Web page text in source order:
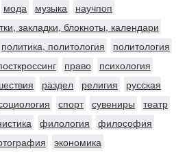
мода музыка
научпоп
закладки, блокноты, календари
политика, политология
политология
право
психология
раздел религия
русская
спорт сувениры
театр
филология
философия
экономика